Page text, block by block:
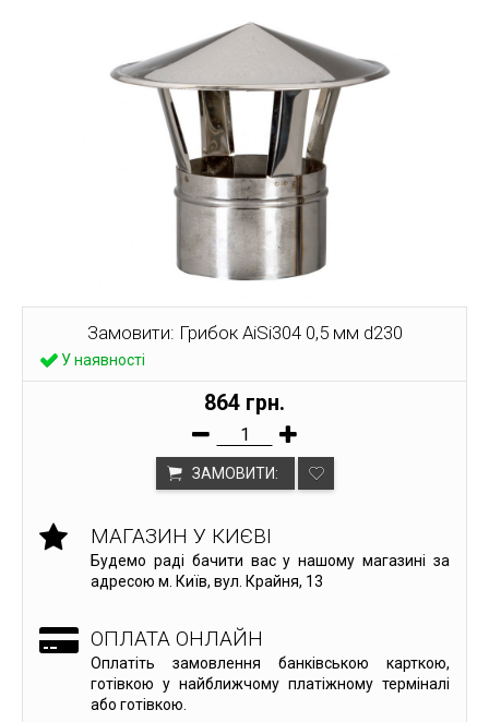
Замовити: Грибок AiSi304 0,5 мм d230
У наявності
864 грн.
ЗАМОВИТИ:
МАГАЗИН У КИЄВІ
Будемо раді бачити вас у нашому магазині за
адресою м. Київ, вул. Крайня, 13
ОПЛАТА ОНЛАЙН
Оплатіть замовлення банківською карткою,
готівкою у найближчому платіжному терміналі
або готівкою.